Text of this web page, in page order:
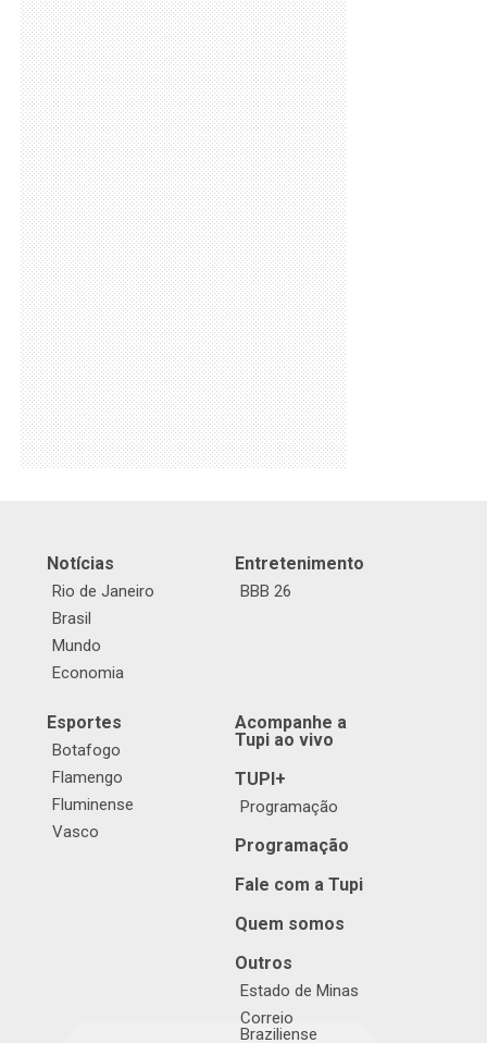
Notícias
Rio de Janeiro
Brasil
Mundo
Economia
Entretenimento
BBB 26
Esportes
Botafogo
Flamengo
Fluminense
Vasco
Acompanhe a
Tupi ao vivo
TUPI+
Programação
Programação
Fale com a Tupi
Quem somos
Outros
Estado de Minas
Correio
Braziliense